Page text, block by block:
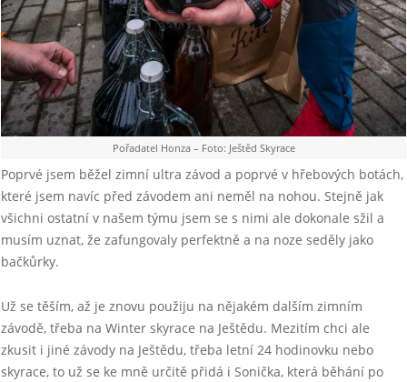
Pořadatel Honza – Foto: Ještěd Skyrace
Poprvé jsem běžel zimní ultra závod a poprvé v hřebových botách,
které jsem navíc před závodem ani neměl na nohou. Stejně jak
všichni ostatní v našem týmu jsem se s nimi ale dokonale sžil a
musím uznat, že zafungovaly perfektně a na noze seděly jako
bačkůrky.
Už se těším, až je znovu použiju na nějakém dalším zimním
závodě, třeba na Winter skyrace na Ještědu. Mezitím chci ale
zkusit i jiné závody na Ještědu, třeba letní 24 hodinovku nebo
skyrace, to už se ke mně určitě přidá i Sonička, která běhání po